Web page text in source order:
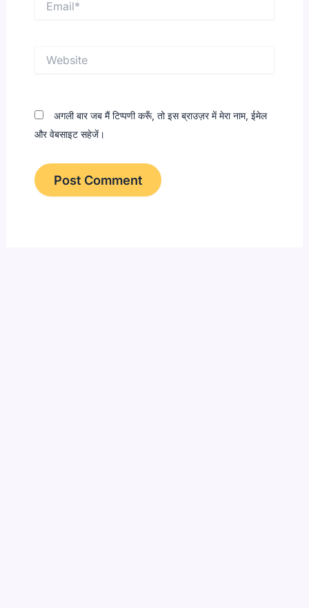
अगली बार जब मैं टिप्पणी करूँ, तो इस ब्राउज़र में मेरा नाम, ईमेल
और वेबसाइट सहेजें।